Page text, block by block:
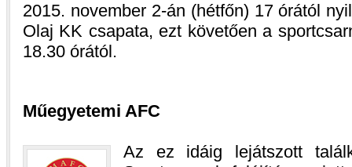
2015. november 2-án (hétfőn) 17 órától
Olaj KK csapata, ezt követően a
18.30 órától.
Műegyetemi AFC
Az ez idáig lejátszott